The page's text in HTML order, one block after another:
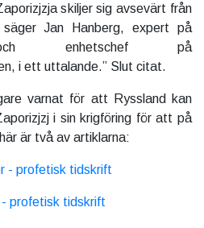
skiljer sig avsevärt från
Jan Hanberg, expert på
och enhetschef på
i ett uttalande.” Slut citat.
varnat för att Ryssland kan
i sin krigföring för att på
är två av artiklarna:
- profetisk tidskrift
- profetisk tidskrift